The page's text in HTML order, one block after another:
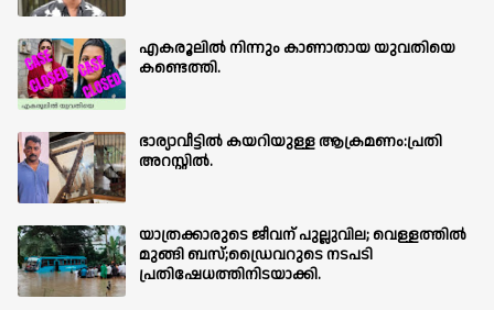
എകരൂലിൽ നിന്നും കാണാതായ യുവതിയെ
കണ്ടെത്തി.
ഭാര്യാവീട്ടിൽ കയറിയുള്ള ആക്രമണം:പ്രതി
അറസ്റ്റിൽ.
യാത്രക്കാരുടെ ജീവന് പുല്ലുവില; വെള്ളത്തിൽ
മുങ്ങി ബസ്;ഡ്രൈവറുടെ നടപടി
പ്രതിഷേധത്തിനിടയാക്കി.